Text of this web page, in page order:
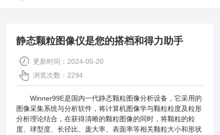
静态颗粒图像仪是您的搭档和得力助手
更新时间：2024-05-20
浏览次数：2294
Winner99E是国内一代静态颗粒图像分析设备，它采用的
图像采集系统与分析软件，将计算机图像学与颗粒粒度及粒形
分析理论结合，在获得清晰的颗粒图像的同时，将颗粒的粒
度、球型度、长径比、庞大率、表面率等相关颗粒大小和形状